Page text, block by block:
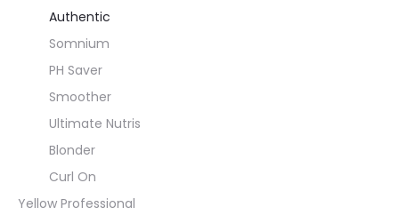
Authentic
Somnium
PH Saver
Smoother
Ultimate Nutris
Blonder
Curl On
Yellow Professional